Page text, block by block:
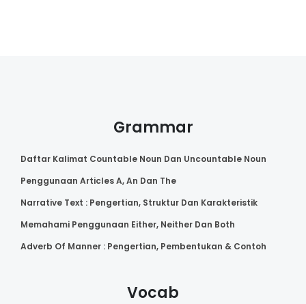
Grammar
Daftar Kalimat Countable Noun Dan Uncountable Noun
Penggunaan Articles A, An Dan The
Narrative Text : Pengertian, Struktur Dan Karakteristik
Memahami Penggunaan Either, Neither Dan Both
Adverb Of Manner : Pengertian, Pembentukan & Contoh
Vocab